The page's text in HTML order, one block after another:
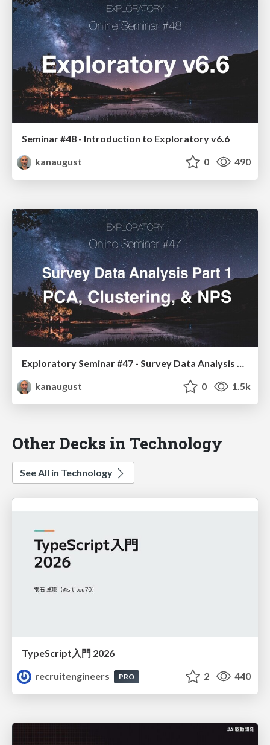
Seminar #48 - Introduction to Exploratory v6.6
kanaugust
0 490
Exploratory Seminar #47 - Survey Data Analysis Part 1 - PCA, Clustering, & NPS
kanaugust
0 1.5k
Other Decks in Technology
See All in Technology
TypeScript入門 2026
recruitengineers
PRO 2 440